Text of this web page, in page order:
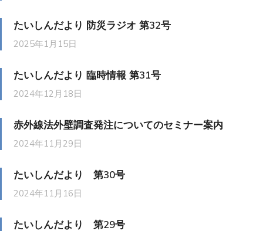
たいしんだより 防災ラジオ 第32号
2025年1月15日
たいしんだより 臨時情報 第31号
2024年12月18日
赤外線法外壁調査発注についてのセミナー案内
2024年11月29日
たいしんだより 第30号
2024年11月16日
たいしんだより 第29号